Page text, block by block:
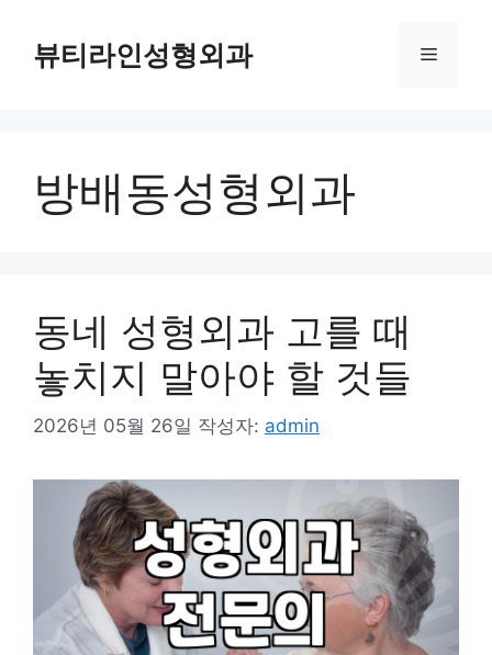
뷰티라인성형외과 메
방배동성형외과
동네 성형외과 고를 때
놓치지 말아야 할 것들
2026년 05월 26일 작성자: admin